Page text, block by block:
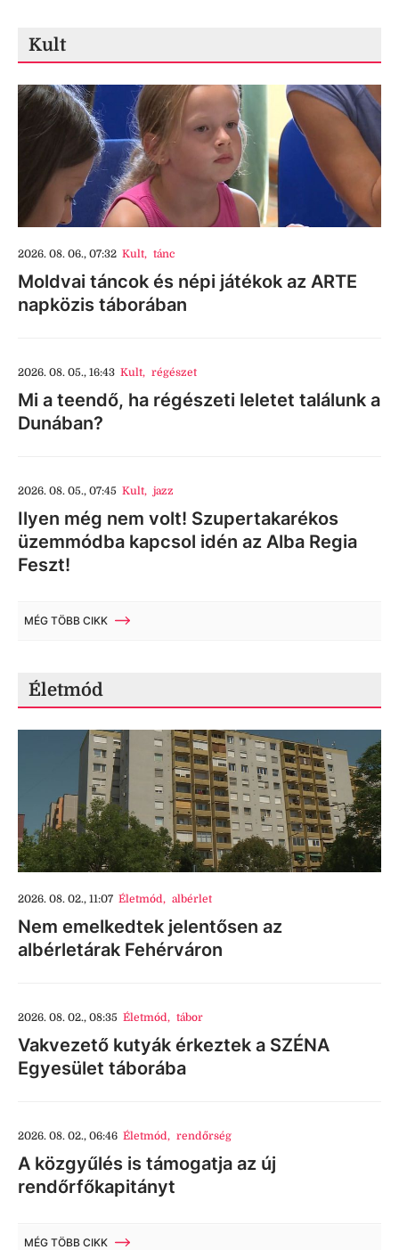
Kult
2026. 08. 06., 07:32 Kult, tánc
Moldvai táncok és népi játékok az ARTE
napközis táborában
2026. 08. 05., 16:43 Kult, régészet
Mi a teendő, ha régészeti leletet találunk a
Dunában?
2026. 08. 05., 07:45 Kult, jazz
Ilyen még nem volt! Szupertakarékos
üzemmódba kapcsol idén az Alba Regia
Feszt!
MÉG TÖBB CIKK
Életmód
2026. 08. 02., 11:07 Életmód, albérlet
Nem emelkedtek jelentősen az
albérletárak Fehérváron
2026. 08. 02., 08:35 Életmód, tábor
Vakvezető kutyák érkeztek a SZÉNA
Egyesület táborába
2026. 08. 02., 06:46 Életmód, rendőrség
A közgyűlés is támogatja az új
rendőrfőkapitányt
MÉG TÖBB CIKK